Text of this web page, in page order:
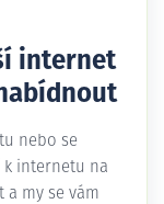
internet
nebo se
internetu na
a my se vám